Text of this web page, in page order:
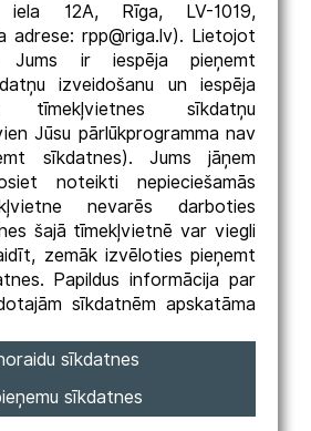
iela 12A, Rīga, LV-1019,
adrese: rpp@riga.lv). Lietojot
Jums ir iespēja pieņemt
izveidošanu un iespēja
sīkdatņu
Jūsu pārlūkprogramma nav
sīkdatnes). Jums jāņem
noteikti nepieciešamās
nevarēs darboties
šajā tīmekļvietnē var viegli
zemāk izvēloties pieņemt
Papildus informācija par
sīkdatnēm apskatāma
sīkdatnes
sīkdatnes